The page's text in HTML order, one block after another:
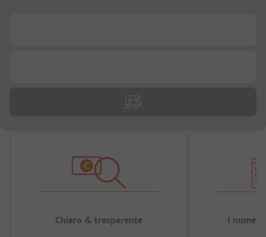
Chiaro & trasparente I numeri